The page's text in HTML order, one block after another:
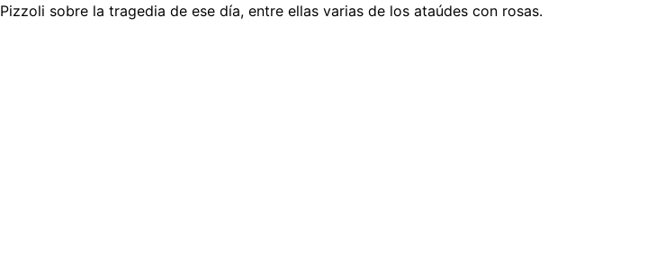
Pizzoli sobre la tragedia de ese día, entre ellas varias de los ataúdes con rosas.